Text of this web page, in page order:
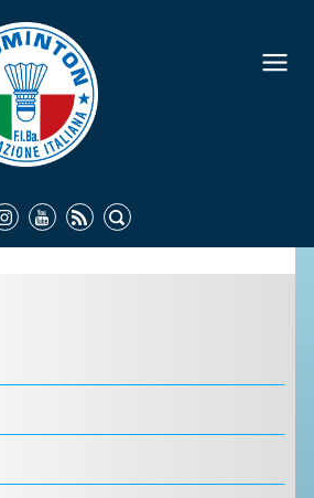
FEDERAZIONE
IDENTITÀ
COMMISSIONI FEDERALI
ORGANI TERRITORIALI